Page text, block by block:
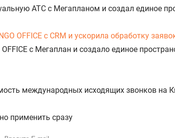
АТС с Мегапланом и создал единое
OFFICE с CRM и ускорила обработку
с Мегаплан и создало единое
международных исходящих звонков на
применить сразу